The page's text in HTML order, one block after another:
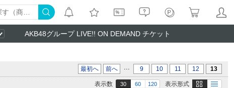
AKB48グループ LIVE!! ON DEMAND チケット
最初へ 前へ ... 9 10 11 12 13
表示形式 画像 テキスト
表示数 30 60 120